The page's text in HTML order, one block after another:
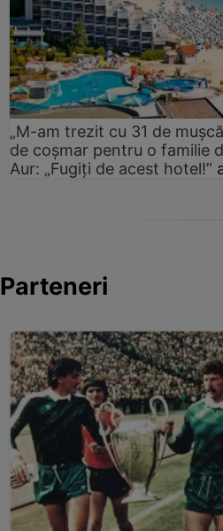
„M-am trezit cu 31 de
de coșmar pentru o familie
Aur: „Fugiți de acest hotel!”
Parteneri